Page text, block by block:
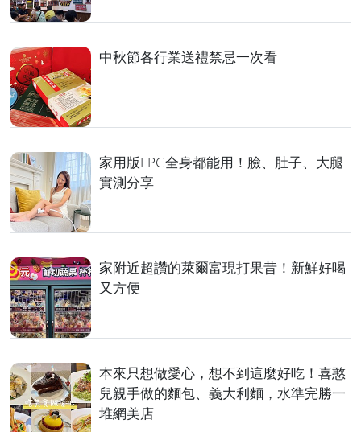
中秋節各行業送禮禁忌一次看
家用版LPG全身都能用！臉、肚子、大腿
實測分享
家附近超讚的萊爾富現打果昔！新鮮好喝
又方便
本來只想做愛心，想不到這麼好吃！喜憨
兒親手做的麵包、義大利麵，水準完勝一
堆網美店